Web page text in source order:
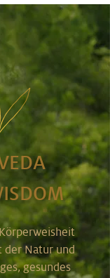
der Natur und
gesundes